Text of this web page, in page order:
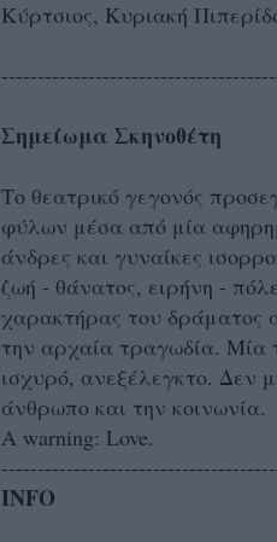
Κύρτσιος, Κυριακή
Σημείωμα Σκηνοθέτη
Το θεατρικό γεγονός
φύλων μέσα από μία
άνδρες και γυναίκες
ζωή - θάνατος, ειρήνη -
χαρακτήρας του δράματος
την αρχαία τραγωδία. Μία
ισχυρό, ανεξέλεγκτο. Δεν
άνθρωπο και την κοινωνία.
A warning: Love.
INFO